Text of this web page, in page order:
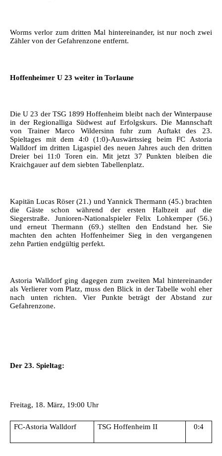
Worms verlor zum dritten Mal hintereinander, ist nur noch zwei
Zähler von der Gefahrenzone entfernt.
Hoffenheimer U 23 weiter in Torlaune
Die U 23 der TSG 1899 Hoffenheim bleibt nach der Winterpause
in der Regionalliga Südwest auf Erfolgskurs. Die Mannschaft
von Trainer Marco Wildersinn fuhr zum Auftakt des 23.
Spieltages mit dem 4:0 (1:0)-Auswärtssieg beim FC Astoria
Walldorf im dritten Ligaspiel des neuen Jahres auch den dritten
Dreier bei 11:0 Toren ein. Mit jetzt 37 Punkten bleiben die
Kraichgauer auf dem siebten Tabellenplatz.
Kapitän Lucas Röser (21.) und Yannick Thermann (45.) brachten
die Gäste schon während der ersten Halbzeit auf die
Siegerstraße. Junioren-Nationalspieler Felix Lohkemper (56.)
und erneut Thermann (69.) stellten den Endstand her. Sie
machten den achten Hoffenheimer Sieg in den vergangenen
zehn Partien endgültig perfekt.
Astoria Walldorf ging dagegen zum zweiten Mal hintereinander
als Verlierer vom Platz, muss den Blick in der Tabelle wohl eher
nach unten richten. Vier Punkte beträgt der Abstand zur
Gefahrenzone.
Der 23. Spieltag:
Freitag, 18. März, 19:00 Uhr
FC-Astoria Walldorf TSG Hoffenheim II 0:4